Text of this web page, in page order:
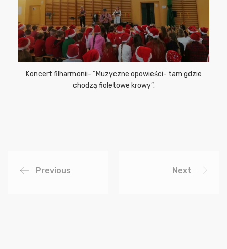
Koncert filharmonii- “Muzyczne opowieści- tam gdzie
chodzą fioletowe krowy”.
Previous Next